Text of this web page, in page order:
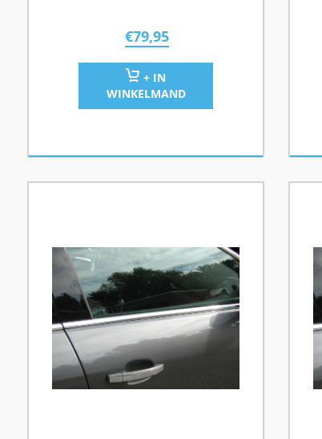
€79,95
+ IN
WINKELMAND